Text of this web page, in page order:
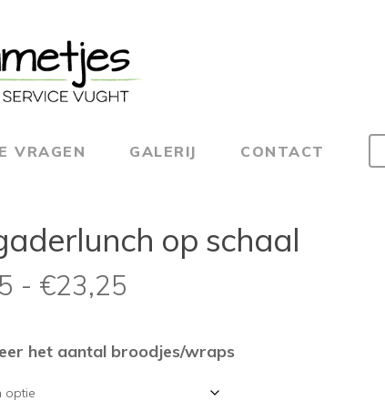
VRAGEN GALERIJ CONTACT
op schaal
- €23,25
tot
€23,25
het aantal broodjes/wraps